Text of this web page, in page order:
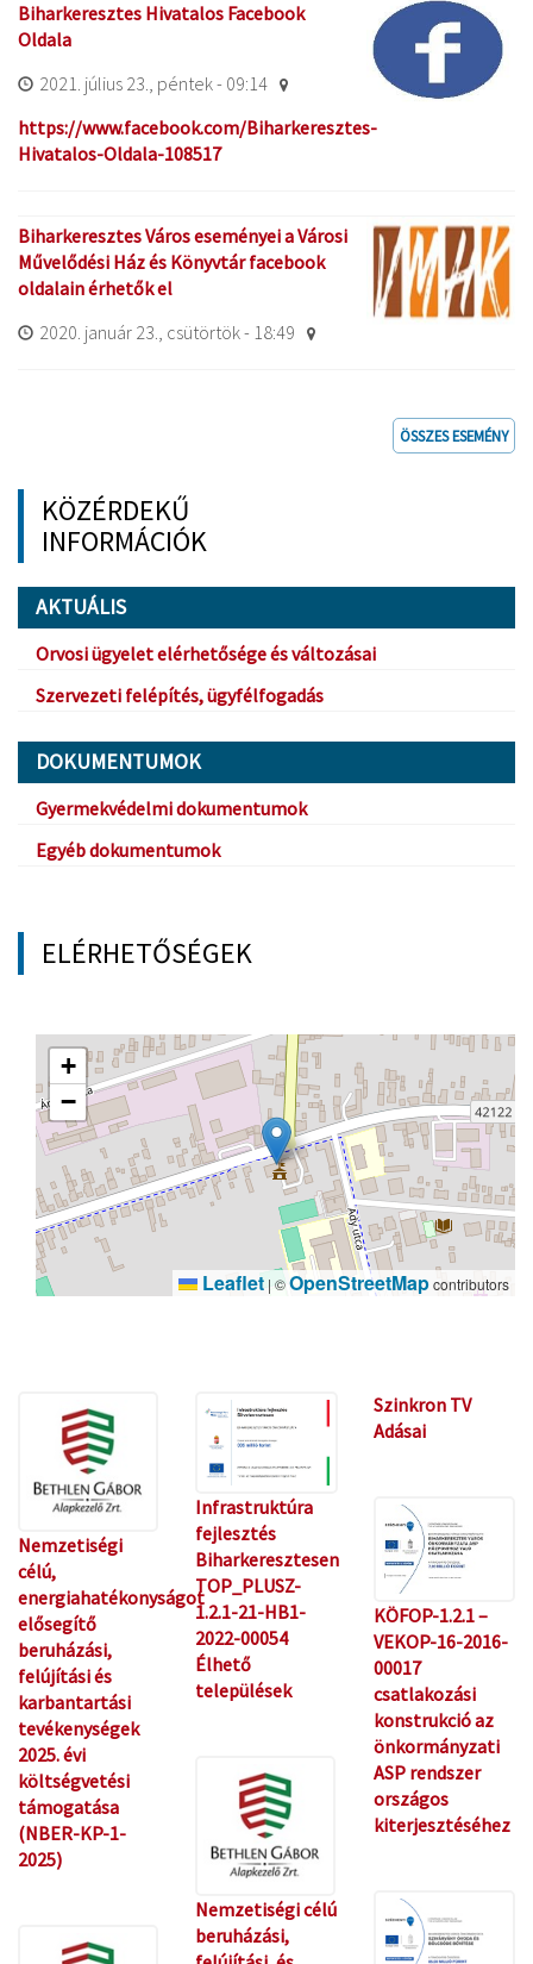
Biharkeresztes Hivatalos Facebook
Oldala
2021. július 23., péntek - 09:14
https://www.facebook.com/Biharkeresztes-
Hivatalos-Oldala-108517
Biharkeresztes Város eseményei a Városi
Művelődési Ház és Könyvtár facebook
oldalain érhetők el
2020. január 23., csütörtök - 18:49
ÖSSZES ESEMÉNY
KÖZÉRDEKŰ
INFORMÁCIÓK
AKTUÁLIS
Orvosi ügyelet elérhetősége és változásai
Szervezeti felépítés, ügyfélfogadás
DOKUMENTUMOK
Gyermekvédelmi dokumentumok
Egyéb dokumentumok
ELÉRHETŐSÉGEK
+
−
Leaflet | ©OpenStreetMapcontributors
Nemzetiségi
célú,
energiahatékonyságot
elősegítő
beruházási,
felújítási és
karbantartási
tevékenységek
2025. évi
költségvetési
támogatása
(NBER-KP-1-
2025)
Infrastruktúra
fejlesztés
Biharkeresztesen
TOP_PLUSZ-
1.2.1-21-HB1-
2022-00054
Élhető
települések
Nemzetiségi célú
beruházási,
Szinkron TV
Adásai
KÖFOP-1.2.1 –
VEKOP-16-2016-
00017
csatlakozási
konstrukció az
önkormányzati
ASP rendszer
országos
kiterjesztéséhez